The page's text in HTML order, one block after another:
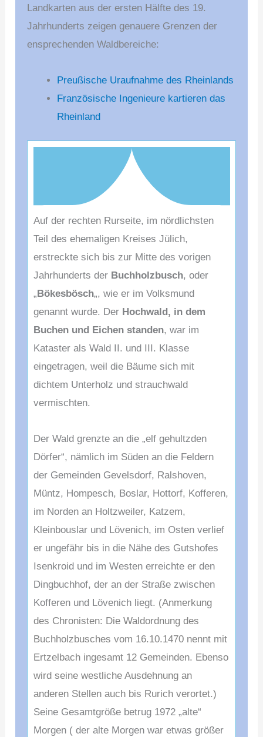
Landkarten aus der ersten Hälfte des 19.
Jahrhunderts zeigen genauere Grenzen der
ensprechenden Waldbereiche:
Preußische Uraufnahme des Rheinlands
Französische Ingenieure kartieren das
Rheinland
Auf der rechten Rurseite, im nördlichsten
Teil des ehemaligen Kreises Jülich,
erstreckte sich bis zur Mitte des vorigen
Jahrhunderts der Buchholzbusch, oder
„ Bökesbösch„, wie er im Volksmund
genannt wurde. Der Hochwald, in dem
Buchen und Eichen standen, war im
Kataster als Wald II. und III. Klasse
eingetragen, weil die Bäume sich mit
dichtem Unterholz und strauchwald
vermischten.
Der Wald grenzte an die „elf gehultzden
Dörfer“, nämlich im Süden an die Feldern
der Gemeinden Gevelsdorf, Ralshoven,
Müntz, Hompesch, Boslar, Hottorf, Kofferen,
im Norden an Holtzweiler, Katzem,
Kleinbouslar und Lövenich, im Osten verlief
er ungefähr bis in die Nähe des Gutshofes
Isenkroid und im Westen erreichte er den
Dingbuchhof, der an der Straße zwischen
Kofferen und Lövenich liegt. (Anmerkung
des Chronisten: Die Waldordnung des
Buchholzbusches vom 16.10.1470 nennt mit
Ertzelbach ingesamt 12 Gemeinden. Ebenso
wird seine westliche Ausdehnung an
anderen Stellen auch bis Rurich verortet.)
Seine Gesamtgröße betrug 1972 „alte“
Morgen ( der alte Morgen war etwas größer